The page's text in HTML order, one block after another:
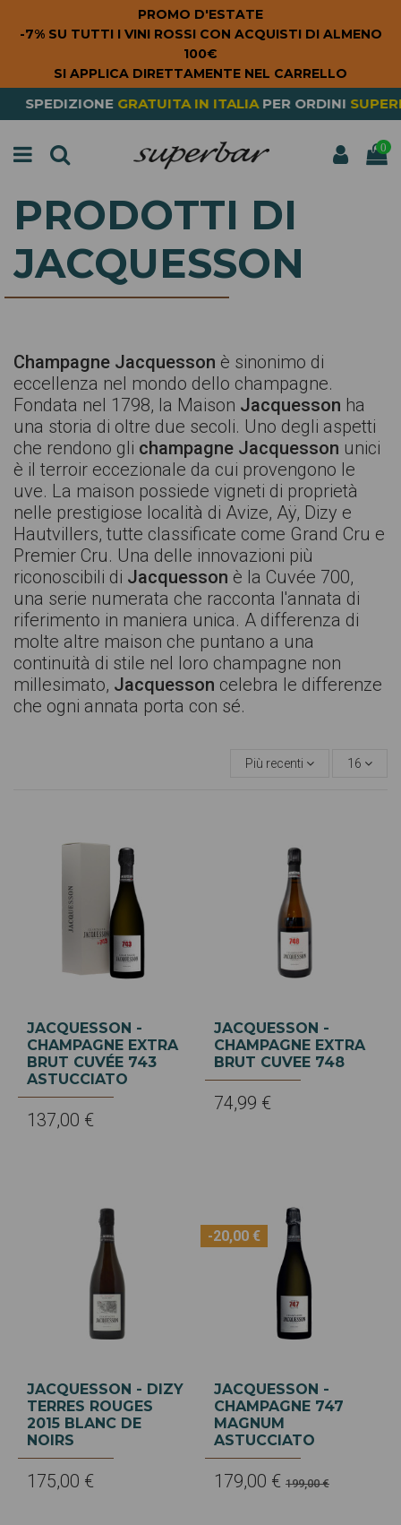
PROMO D'ESTATE
-7% SU TUTTI I VINI ROSSI CON ACQUISTI DI ALMENO
100€
SI APPLICA DIRETTAMENTE NEL CARRELLO
GRATUITAIN ITALIA PER ORDINI SUPERIORI A 79€
0
PRODOTTI DI
JACQUESSON
Champagne Jacquesson è sinonimo di
eccellenza nel mondo dello champagne.
Fondata nel 1798, la Maison Jacquesson ha
una storia di oltre due secoli. Uno degli aspetti
che rendono gli champagne Jacquesson unici
è il terroir eccezionale da cui provengono le
uve. La maison possiede vigneti di proprietà
nelle prestigiose località di Avize, Aÿ, Dizy e
Hautvillers, tutte classificate come Grand Cru e
Premier Cru. Una delle innovazioni più
riconoscibili di Jacquesson è la Cuvée 700,
una serie numerata che racconta l'annata di
riferimento in maniera unica. A differenza di
molte altre maison che puntano a una
continuità di stile nel loro champagne non
millesimato, Jacquesson celebra le differenze
che ogni annata porta con sé.
Più recenti 16
JACQUESSON -
CHAMPAGNE EXTRA
BRUT CUVÉE 743
ASTUCCIATO
137,00 €
JACQUESSON -
CHAMPAGNE EXTRA
BRUT CUVEE 748
74,99 €
JACQUESSON - DIZY
TERRES ROUGES
2015 BLANC DE
NOIRS
175,00 €
-20,00 €
JACQUESSON -
CHAMPAGNE 747
MAGNUM
ASTUCCIATO
179,00 € 199,00 €